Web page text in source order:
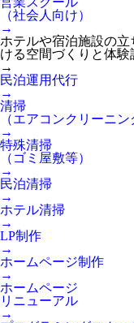
（社会人向け）
→
ホテルや宿泊施設の
ける空間づくりと体験
→
民泊運用代行
→
清掃
（エアコンクリーニン
→
特殊清掃
（ゴミ屋敷等）
→
民泊清掃
→
ホテル清掃
→
LP制作
→
ホームページ制作
→
ホームページ
リニューアル
→